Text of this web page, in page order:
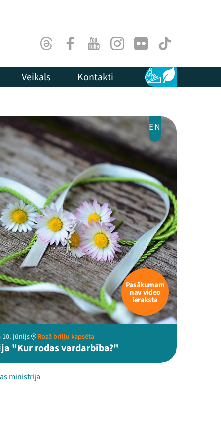
ThreadsFacebookYoutubeInstagram
Flick TikTok
Veikals Kontakti Pieejamība
Ilgtspēja
EN
Pasākumam
nav video
ieraksta
10. jūnijs Rozā briļļu kapsēta
"Kur rodas vardarbība?"
ministrija